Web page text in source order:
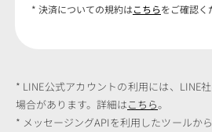
* 決済についての規約はこちらをご確認く
* LINE公式アカウントの利用には、LINE
場合があります。詳細はこちら。
* メッセージングAPIを利用したツールか